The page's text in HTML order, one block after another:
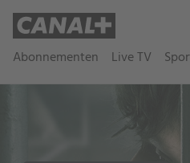
Abonnementen Live TV